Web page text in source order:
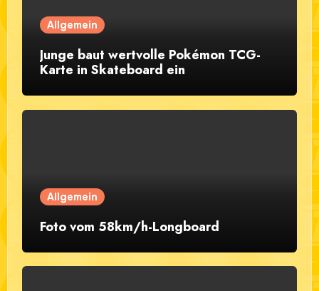
Allgemein
Junge baut wertvolle Pokémon TCG-
Karte in Skateboard ein
Allgemein
Foto vom 58km/h-Longboard